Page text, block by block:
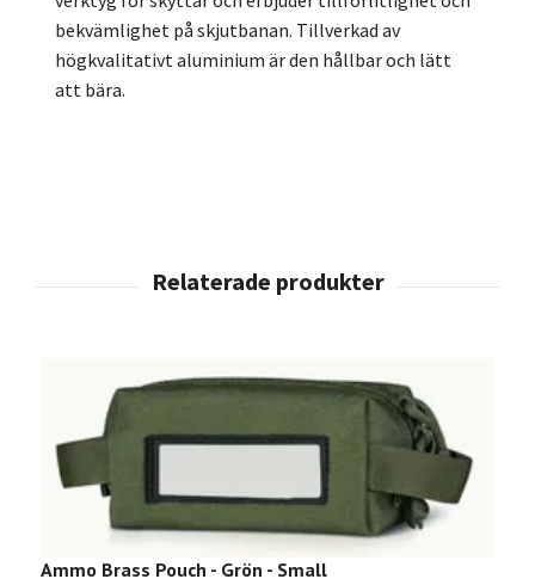
bekvämlighet på skjutbanan. Tillverkad av
högkvalitativt aluminium är den hållbar och lätt
att bära.
Ammo Brass Pouch - Grön - Small